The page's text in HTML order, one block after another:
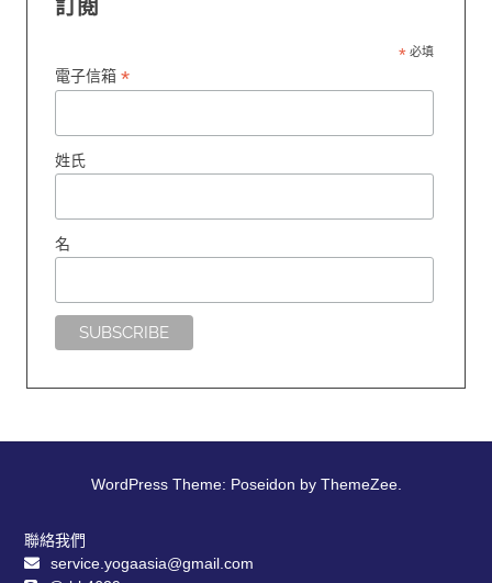
訂閱
*必填
電子信箱*
姓氏
名
WordPress Theme: Poseidon by ThemeZee.
聯絡我們
service.yogaasia@gmail.com